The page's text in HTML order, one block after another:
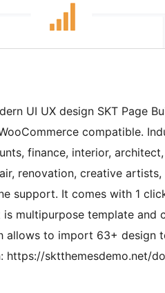
UI UX design SKT Page
compatible.
finance, interior,
renovation, creative
support. It comes with 1
is multipurpose template
allows to import 63+ design
https://sktthemesdemo.net/